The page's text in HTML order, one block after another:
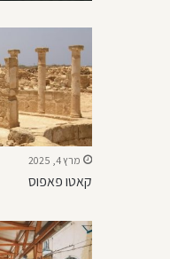
מרץ 4, 2025
קאטו פאפוס